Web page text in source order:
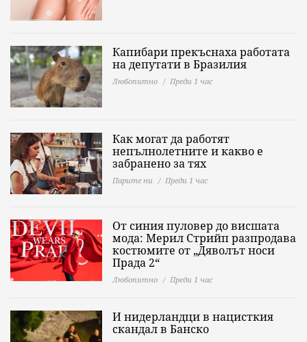
Капибари прекъснаха работата
на депутати в Бразилия
Любопитно Преди 1 час
Как могат да работят
непълнолетните и какво е
забранено за тях
Парите ни Преди 1 час
От синия пуловер до висшата
мода: Мерил Стрийп разпродава
костюмите от „Дяволът носи
Прада 2“
Любопитно Преди 1 час
И нидерландци в нацисткия
скандал в Банско